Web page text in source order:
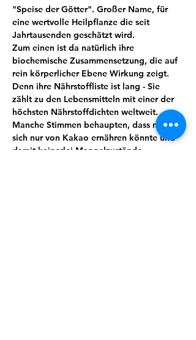
"Speise der Götter". Großer Name, für
eine wertvolle Heilpflanze die seit
Jahrtausenden geschätzt wird.
Zum einen ist da natürlich ihre
biochemische Zusammensetzung, die auf
rein körperlicher Ebene Wirkung zeigt.
Denn ihre Nährstoffliste ist lang - Sie
zählt zu den Lebensmitteln mit einer der
höchsten Nährstoffdichten weltweit.
Manche Stimmen behaupten, dass man
sich nur von Kakao ernähren könnte und
damit keinerlei Mangelzustände